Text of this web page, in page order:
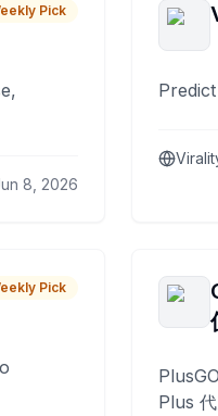
Pick
8, 2026
Pick
Plus